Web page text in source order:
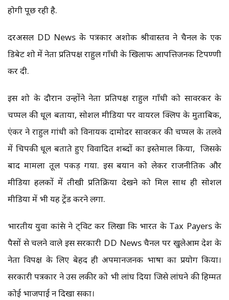
होगी पूछ रही है.
दरअसल DD News के पत्रकार अशोक श्रीवास्तव ने चैनल के एक
डिबेट शो में नेता प्रतिपक्ष राहुल गाँधी के खिलाफ आपत्तिजनक टिपण्णी
कर दी.
इस शो के दौरान उन्होंने नेता प्रतिपक्ष राहुल गाँधी को सावरकर के
चप्पल की धूल बताया, सोशल मीडिया पर वायरल क्लिप के मुताबिक,
एंकर ने राहुल गांधी को विनायक दामोदर सावरकर की चप्पल के तलवे
में चिपकी धूल बताते हुए विवादित शब्दों का इस्तेमाल किया, जिसके
बाद मामला तूल पकड़ गया. इस बयान को लेकर राजनीतिक और
मीडिया हलकों में तीखी प्रतिक्रिया देखने को मिल साथ ही सोशल
मीडिया में भी यह ट्रेंड करने लगा.
भारतीय युवा कांग्रेस ने ट्विट कर लिखा कि भारत के Tax Payers के
पैसों से चलने वाले इस सरकारी DD News चैनल पर खुलेआम देश के
नेता विपक्ष के लिए बेहद ही अपमानजनक भाषा का प्रयोग किया।
सरकारी पत्रकार ने उस लकीर को भी लांघ दिया जिसे लांघने की हिम्मत
कोई भाजपाई न दिखा सका।